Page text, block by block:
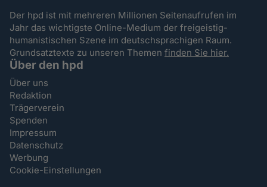
Der hpd ist mit mehreren Millionen Seitenaufrufen im
Jahr das wichtigste Online-Medium der freigeistig-
humanistischen Szene im deutschsprachigen Raum.
Grundsatztexte zu unseren Themenfinden Sie hier.
Über den hpd
Über uns
Redaktion
Trägerverein
Spenden
Impressum
Datenschutz
Werbung
Cookie-Einstellungen